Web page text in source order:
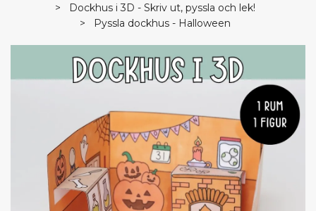
Dockhus i 3D - Skriv ut, pyssla och lek!
Pyssla dockhus - Halloween